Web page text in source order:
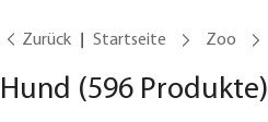
Zurück Startseite Zoo
Hund (596 Produkte)